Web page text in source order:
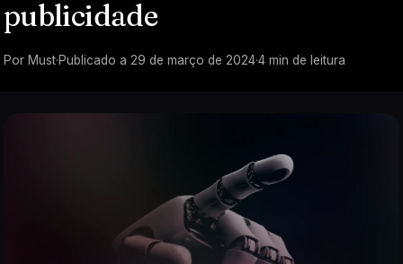
publicidade
Por Must·Publicado a 29 de março de 2024·4 min de leitura